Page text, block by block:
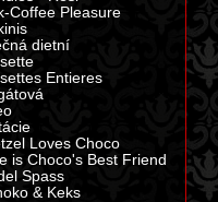
Coffee Pleasure
dietní
Entieres
Loves Choco
is Choco's Best Friend
Spass
& Keks